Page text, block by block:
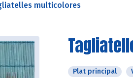
multicolores
Plat principal